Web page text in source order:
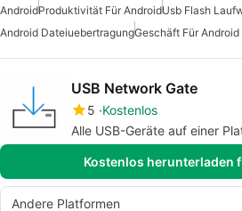
AndroidProduktivität Für AndroidUsb Flash
Android DateiuebertragungGeschäft Für Android
USB Network Gate
5 Kostenlos
Alle USB-Geräte auf einer
Kostenlos herunterladen
Andere Platformen